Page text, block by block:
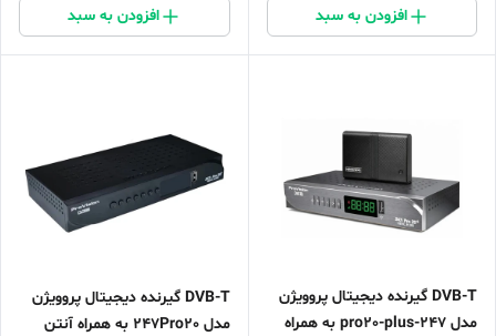
افزودن به سبد افزودن به سبد
DVB-T گیرنده دیجیتال پروویژن
مدل 247-pro20-plus به همراه
DVB-T گیرنده دیجیتال پروویژن
مدل 247Pro20 به همراه آنتن